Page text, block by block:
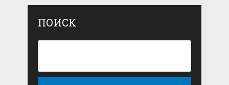
ПОИСК